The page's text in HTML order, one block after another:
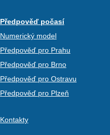
Předpověď počasí
Numerický model
Předpověď pro Prahu
Předpověď pro Brno
Předpověď pro Ostravu
Předpověď pro Plzeň
Kontakty